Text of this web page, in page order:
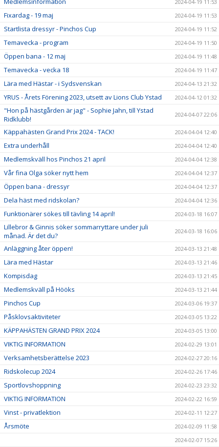
2024-04-19 11:53
Fixardag - 19 maj 2024-04-19 11:53
Startlista dressyr - Pinchos Cup 2024-04-19 11:52
Temavecka - program 2024-04-19 11:50
Öppen bana - 12 maj 2024-04-19 11:48
Temavecka - vecka 18 2024-04-19 11:47
Lära med Hästar - i Sydsvenskan 2024-04-13 21:32
YRUS - Årets Förening 2023, utsett av Lions Club Ystad 2024-04-12 01:32
"Hon på hästgården är jag" - Sophie Jahn, till Ystad
Ridklubb!
2024-04-07 22:06
Käppahästen Grand Prix 2024 - TACK! 2024-04-04 12:40
Extra underhåll 2024-04-04 12:40
Medlemskväll hos Pinchos 21 april 2024-04-04 12:38
Vår fina Olga söker nytt hem 2024-04-04 12:37
Öppen bana - dressyr 2024-04-04 12:37
Dela häst med ridskolan? 2024-04-04 12:36
Funktionärer sökes till tävling 14 april! 2024-03-18 16:07
Lillebror & Ginnis söker sommarryttare under juli
månad. Är det du?
2024-03-18 16:06
Anläggning åter öppen! 2024-03-13 21:48
Lära med Hästar 2024-03-13 21:46
Kompisdag 2024-03-13 21:45
Medlemskväll på Hööks 2024-03-13 21:44
Pinchos Cup 2024-03-06 19:37
Påsklovsaktiviteter 2024-03-05 13:22
KÄPPAHÄSTEN GRAND PRIX 2024 2024-03-05 13:00
VIKTIG INFORMATION 2024-02-29 13:01
Verksamhetsberättelse 2023 2024-02-27 20:16
Ridskolecup 2024 2024-02-26 17:46
Sportlovshoppning 2024-02-23 23:32
VIKTIG INFORMATION 2024-02-22 16:59
Vinst - privatlektion 2024-02-11 12:27
Årsmöte
2024-02-09 11:58
2024-02-07 15:26